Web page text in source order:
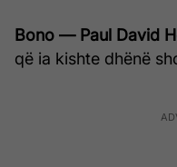
Bono — Paul David
që ia kishte dhënë